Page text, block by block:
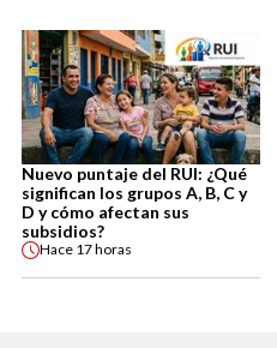
Nuevo puntaje del RUI: ¿Qué
significan los grupos A, B, C y
D y cómo afectan sus
subsidios?
Hace 17 horas